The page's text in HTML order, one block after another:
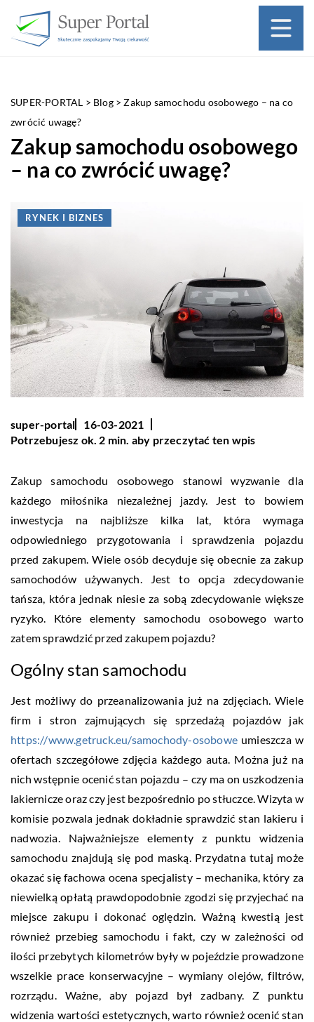
SUPER-PORTAL > Blog>Zakup samochodu osobowego – na co
zwrócić uwagę?
Zakup samochodu osobowego
– na co zwrócić uwagę?
RYNEK I BIZNES
super-portal
16-03-2021
Potrzebujesz ok. 2 min. aby przeczytać ten wpis
Zakup samochodu osobowego stanowi wyzwanie dla
każdego miłośnika niezależnej jazdy. Jest to bowiem
inwestycja na najbliższe kilka lat, która wymaga
odpowiedniego przygotowania i sprawdzenia pojazdu
przed zakupem. Wiele osób decyduje się obecnie za zakup
samochodów używanych. Jest to opcja zdecydowanie
tańsza, która jednak niesie za sobą zdecydowanie większe
ryzyko. Które elementy samochodu osobowego warto
zatem sprawdzić przed zakupem pojazdu?
Ogólny stan samochodu
Jest możliwy do przeanalizowania już na zdjęciach. Wiele
firm i stron zajmujących się sprzedażą pojazdów jak
https://www.getruck.eu/samochody-osobowe umieszcza w
ofertach szczegółowe zdjęcia każdego auta. Można już na
nich wstępnie ocenić stan pojazdu – czy ma on uszkodzenia
lakiernicze oraz czy jest bezpośrednio po stłuczce. Wizyta w
komisie pozwala jednak dokładnie sprawdzić stan lakieru i
nadwozia. Najważniejsze elementy z punktu widzenia
samochodu znajdują się pod maską. Przydatna tutaj może
okazać się fachowa ocena specjalisty – mechanika, który za
niewielką opłatą prawdopodobnie zgodzi się przyjechać na
miejsce zakupu i dokonać oględzin. Ważną kwestią jest
również przebieg samochodu i fakt, czy w zależności od
ilości przebytych kilometrów były w pojeździe prowadzone
wszelkie prace konserwacyjne – wymiany olejów, filtrów,
rozrządu. Ważne, aby pojazd był zadbany. Z punktu
widzenia wartości estetycznych, warto również ocenić stan